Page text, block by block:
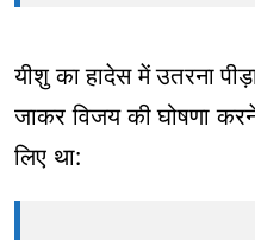
यीशु का हादेस में उतरना
जाकर विजय की घोषणा
लिए था: